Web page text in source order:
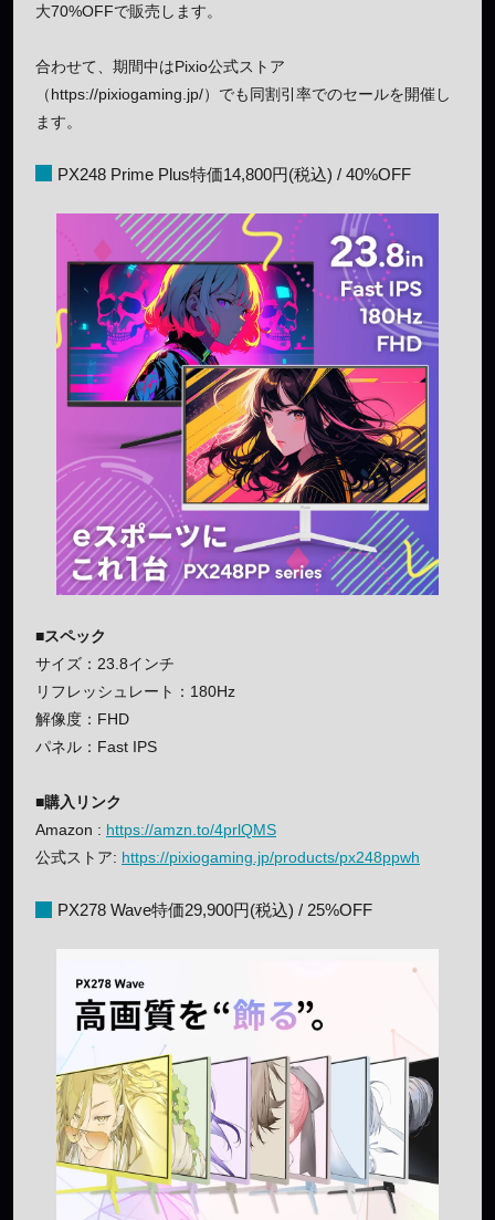
大70%OFFで販売します。
合わせて、期間中はPixio公式ストア
（https://pixiogaming.jp/）でも同割引率でのセールを開催し
ます。
PX248 Prime Plus特価14,800円(税込) / 40%OFF
■スペック
サイズ：23.8インチ
リフレッシュレート：180Hz
解像度：FHD
パネル：Fast IPS
■購入リンク
Amazon : https://amzn.to/4prlQMS
公式ストア: https://pixiogaming.jp/products/px248ppwh
PX278 Wave特価29,900円(税込) / 25%OFF